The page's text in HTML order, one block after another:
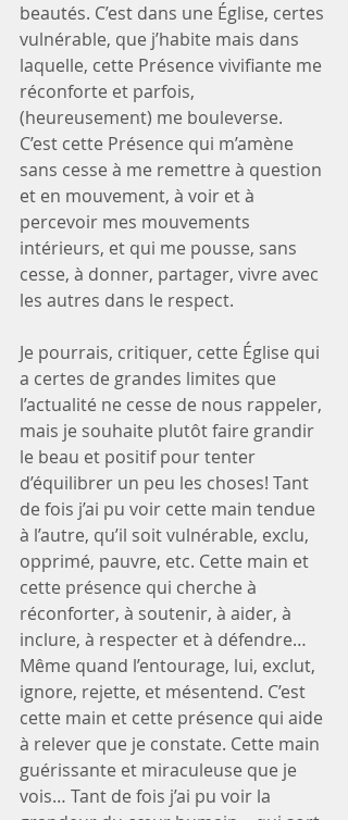
beautés. C’est dans une Église, certes
vulnérable, que j’habite mais dans
laquelle, cette Présence vivifiante me
réconforte et parfois,
(heureusement) me bouleverse.
C’est cette Présence qui m’amène
sans cesse à me remettre à question
et en mouvement, à voir et à
percevoir mes mouvements
intérieurs, et qui me pousse, sans
cesse, à donner, partager, vivre avec
les autres dans le respect.
Je pourrais, critiquer, cette Église qui
a certes de grandes limites que
l’actualité ne cesse de nous rappeler,
mais je souhaite plutôt faire grandir
le beau et positif pour tenter
d’équilibrer un peu les choses! Tant
de fois j’ai pu voir cette main tendue
à l’autre, qu’il soit vulnérable, exclu,
opprimé, pauvre, etc. Cette main et
cette présence qui cherche à
réconforter, à soutenir, à aider, à
inclure, à respecter et à défendre…
Même quand l’entourage, lui, exclut,
ignore, rejette, et mésentend. C’est
cette main et cette présence qui aide
à relever que je constate. Cette main
guérissante et miraculeuse que je
vois… Tant de fois j’ai pu voir la